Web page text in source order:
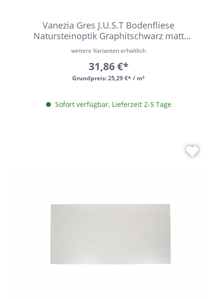
Vanezia Gres J.U.S.T Bodenfliese
Natursteinoptik Graphitschwarz matt
30x60cm rektifiziert R10B
Grundpreis:25,29 €* / m²
weitere Varianten erhältlich
31,86 €*
Sofort verfügbar, Lieferzeit 2-5 Tage